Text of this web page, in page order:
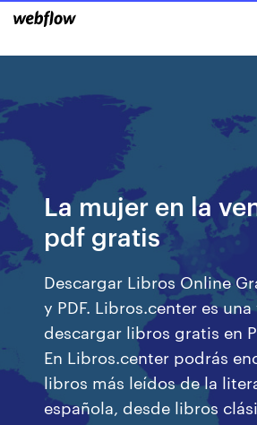
La mujer en la
pdf gratis
Descargar Libros Online
y PDF. Libros.center es
descargar libros gratis en
En Libros.center podrás
libros más leídos de la
española, desde libros